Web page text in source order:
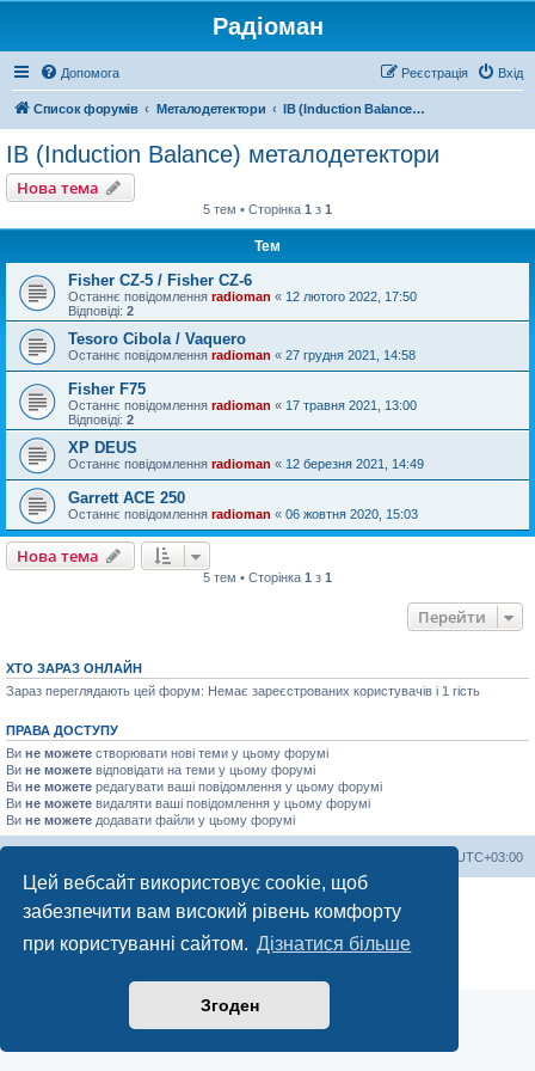
Цей вебсайт використовує cookie, щоб
забезпечити вам високий рівень комфорту
при користуванні сайтом. Дізнатися більше
Згоден
Радіоман
Допомога Вхід
Реєстрація
Список форумів Металодетектори IB (Induction Balance) металодетектори
IB (Induction Balance) металодетектори
Нова тема
5 тем • Сторінка 1 з 1
Тем
Fisher CZ-5 / Fisher CZ-6
Останнє повідомлення radioman « 12 лютого 2022, 17:50
Відповіді: 2
Tesoro Cibola / Vaquero
Останнє повідомлення radioman « 27 грудня 2021, 14:58
Fisher F75
Останнє повідомлення radioman « 17 травня 2021, 13:00
Відповіді: 2
XP DEUS
Останнє повідомлення radioman « 12 березня 2021, 14:49
Garrett ACE 250
Останнє повідомлення radioman « 06 жовтня 2020, 15:03
Нова тема
5 тем • Сторінка 1 з 1
Перейти
ХТО ЗАРАЗ ОНЛАЙН
Зараз переглядають цей форум: Немає зареєстрованих користувачів і 1 гість
ПРАВА ДОСТУПУ
Ви не можете створювати нові теми у цьому форумі
Ви не можете відповідати на теми у цьому форумі
Ви не можете редагувати ваші повідомлення у цьому форумі
Ви не можете видаляти ваші повідомлення у цьому форумі
Ви не можете додавати файли у цьому форумі
UTC+03:00
Український переклад © 2005-2023